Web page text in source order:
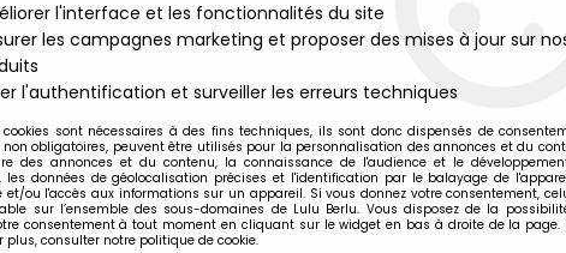
MARQUES TYPE DE PRODUIT
(Combat Diver)
Hasbro
G.I.JOE 2009 - DEEP
AR0019092
l'interface et les fonctionnalités du site
les campagnes marketing et proposer des mises à jour sur
l'authentification et surveiller les erreurs techniques
cookies sont nécessaires à des fins techniques, ils sont donc dispensés de
non obligatoires, peuvent être utilisés pour la personnalisation des annonces et du
des annonces et du contenu, la connaissance de l'audience et le
les données de géolocalisation précises et l'identification par le balayage de
et/ou l'accès aux informations sur un appareil. Si vous donnez votre consentement,
sur l’ensemble des sous-domaines de Lulu Berlu. Vous disposez de la
consentement à tout moment en cliquant sur le widget en bas à droite de la page.
plus, consulter notre politique de cookie.